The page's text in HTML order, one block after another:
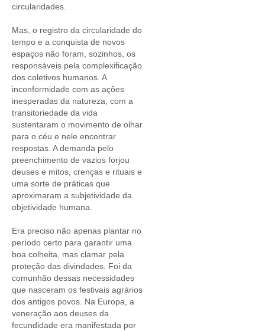
circularidades.
Mas, o registro da circularidade do
tempo e a conquista de novos
espaços não foram, sozinhos, os
responsáveis pela complexificação
dos coletivos humanos. A
inconformidade com as ações
inesperadas da natureza, com a
transitoriedade da vida
sustentaram o movimento de olhar
para o céu e nele encontrar
respostas. A demanda pelo
preenchimento de vazios forjou
deuses e mitos, crenças e rituais e
uma sorte de práticas que
aproximaram a subjetividade da
objetividade humana.
Era preciso não apenas plantar no
período certo para garantir uma
boa colheita, mas clamar pela
proteção das divindades. Foi da
comunhão dessas necessidades
que nasceram os festivais agrários
dos antigos povos. Na Europa, a
veneração aos deuses da
fecundidade era manifestada por